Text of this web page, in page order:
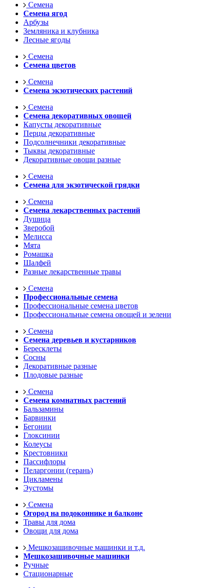
Семена
Семена ягод
Арбузы
Земляника и клубника
Лесные ягоды
Семена
Семена цветов
Семена
Семена экзотических растений
Семена
Семена декоративных овощей
Капусты декоративные
Перцы декоративные
Подсолнечники декоративные
Тыквы декоративные
Декоративные овощи разные
Семена
Семена для экзотической грядки
Семена
Семена лекарственных растений
Душица
Зверобой
Мелисса
Мята
Ромашка
Шалфей
Разные лекарственные травы
Семена
Профессиональные семена
Профессиональные семена цветов
Профессиональные семена овощей и зелени
Семена
Семена деревьев и кустарников
Бересклеты
Сосны
Декоративные разные
Плодовые разные
Семена
Семена комнатных растений
Бальзамины
Барвинки
Бегонии
Глоксинии
Колеусы
Крестовники
Пассифлоры
Пеларгонии (герань)
Цикламены
Эустомы
Семена
Огород на подоконнике и балконе
Травы для дома
Овощи для дома
Мешкозашивочные машинки и т.д.
Мешкозашивочные машинки
Ручные
Стационарные